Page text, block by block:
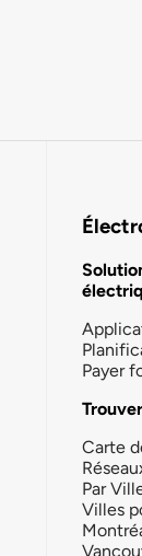
Payer
Carte
Par
Villes